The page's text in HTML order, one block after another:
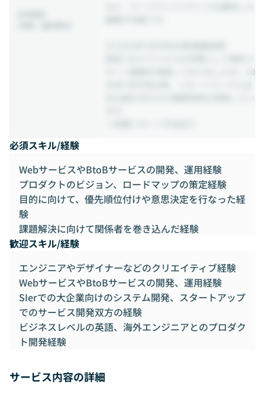
モート勤務を実施しておりましたが、20
必須スキル/経験
WebサービスやBtoBサービスの開発、運用経験
プロダクトのビジョン、ロードマップの策定経験
目的に向けて、優先順位付けや意思決定を行なった経
験
課題解決に向けて関係者を巻き込んだ経験
歓迎スキル/経験
エンジニアやデザイナーなどのクリエイティブ経験
WebサービスやBtoBサービスの開発、運用経験
SIerでの大企業向けのシステム開発、スタートアップ
でのサービス開発双方の経験
ビジネスレベルの英語、海外エンジニアとのプロダク
ト開発経験
サービス内容の詳細